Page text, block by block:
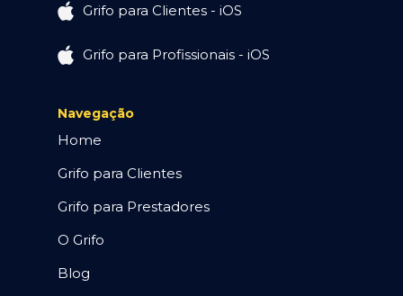
Grifo para Clientes - iOS
Grifo para Profissionais - iOS
Navegação
Home
Grifo para Clientes
Grifo para Prestadores
O Grifo
Blog